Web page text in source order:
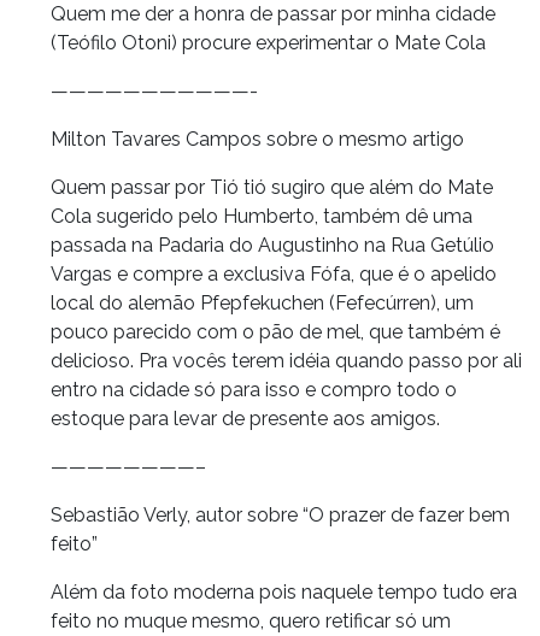
Quem me der a honra de passar por minha cidade
(Teófilo Otoni) procure experimentar o Mate Cola
———————————-
Milton Tavares Campos sobre o mesmo artigo
Quem passar por Tió tió sugiro que além do Mate
Cola sugerido pelo Humberto, também dê uma
passada na Padaria do Augustinho na Rua Getúlio
Vargas e compre a exclusiva Fófa, que é o apelido
local do alemão Pfepfekuchen (Fefecúrren), um
pouco parecido com o pão de mel, que também é
delicioso. Pra vocês terem idéia quando passo por ali
entro na cidade só para isso e compro todo o
estoque para levar de presente aos amigos.
————————–
Sebastião Verly, autor sobre “O prazer de fazer bem
feito”
Além da foto moderna pois naquele tempo tudo era
feito no muque mesmo, quero retificar só um